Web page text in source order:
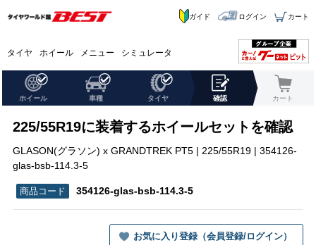
タイヤ ホイール メニュー シミュレータ
ガイド ログイン カート
ホイール 車種 タイヤ 確認 カート
225/55R19に装着するホイールセットを確認
GLASON(グラソン) x GRANDTREK PT5 | 225/55R19 | 354126-
glas-bsb-114.3-5
354126-glas-bsb-114.3-5
お気に入り登録（会員登録/ログイン）